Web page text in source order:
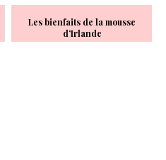
Les bienfaits de la mousse
d’Irlande